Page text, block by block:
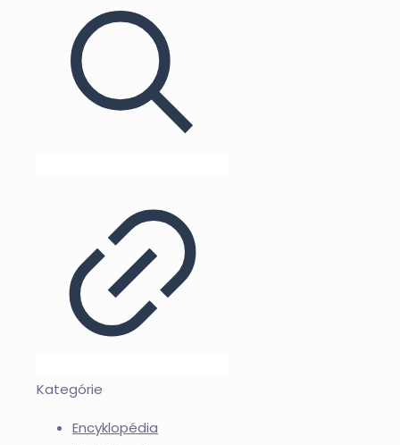
Kategórie
Encyklopédia